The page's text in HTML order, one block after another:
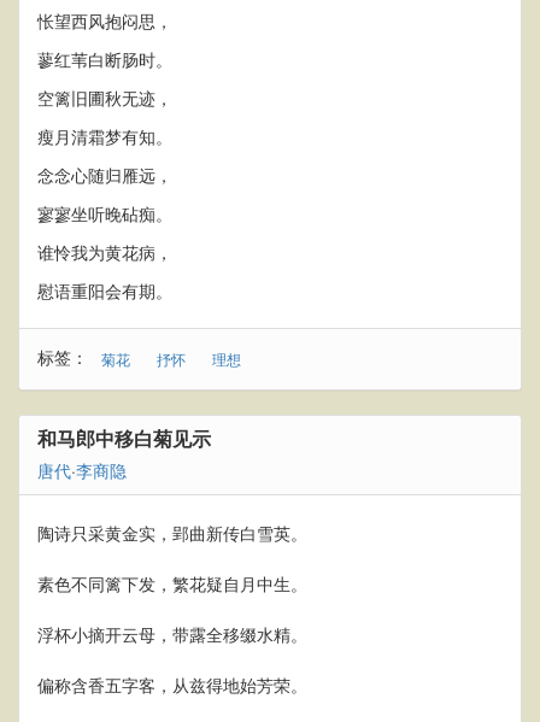
送别
思乡
怅望西风抱闷思，
蓼红苇白断肠时。
空篱旧圃秋无迹，
瘦月清霜梦有知。
念念心随归雁远，
寥寥坐听晚砧痴。
谁怜我为黄花病，
慰语重阳会有期。
标签： 菊花 抒怀 理想
和马郎中移白菊见示
唐代·李商隐
陶诗只采黄金实，郢曲新传白雪英。
素色不同篱下发，繁花疑自月中生。
浮杯小摘开云母，带露全移缀水精。
偏称含香五字客，从兹得地始芳荣。